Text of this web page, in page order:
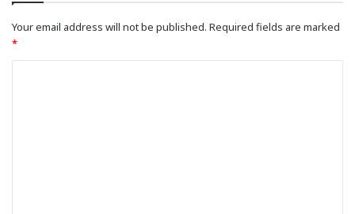
Your email address will not be published. Required fields are marked
*